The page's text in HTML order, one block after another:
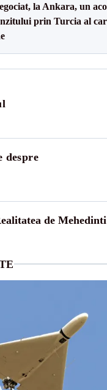
la Ankara, un
prin Turcia al
despre
de